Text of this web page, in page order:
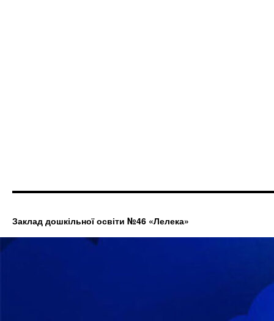
Заклад дошкільної освіти №46 «Лелека»